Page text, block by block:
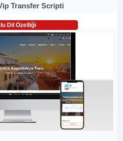
Transfer Scripti
Dil Özelliği